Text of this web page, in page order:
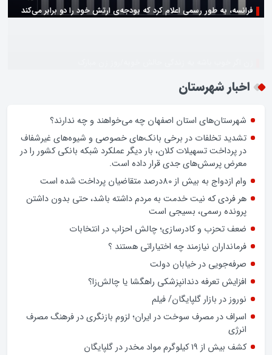
اخبار شهرستان
شهرستان‌های استان اصفهان چه می‌خواهند و چه ندارند؟
تشدید تخلفات در برخی بانک‌های خصوصی و شیوه‌های غیرشفاف
در پرداخت تسهیلات کلان، بار دیگر عملکرد شبکه بانکی کشور را در
معرض پرسش‌های جدی قرار داده است.
وام ازدواج به بیش از 80درصد متقاضیان پرداخت شده است
هر فردی که نیت خدمت به مردم داشته باشد، حتی بدون داشتن
پرونده رسمی، بسیجی است
ضعف تحزب و کادرسازی؛ چالش احزاب در انتخابات
فرمانداران نیازمند چه اختیاراتی هستند ؟
صرفه‌جویی در خیابان دولت
افزایش تعرفه دندانپزشکی راهگشا یا چالش‌زا؟
نوروز در بازار گلپایگان/ فیلم
اسراف در مصرف سوخت در ایران؛ لزوم بازنگری در فرهنگ مصرف
انرژی
کشف بیش از ۱۹ کیلوگرم مواد مخدر در گلپایگان